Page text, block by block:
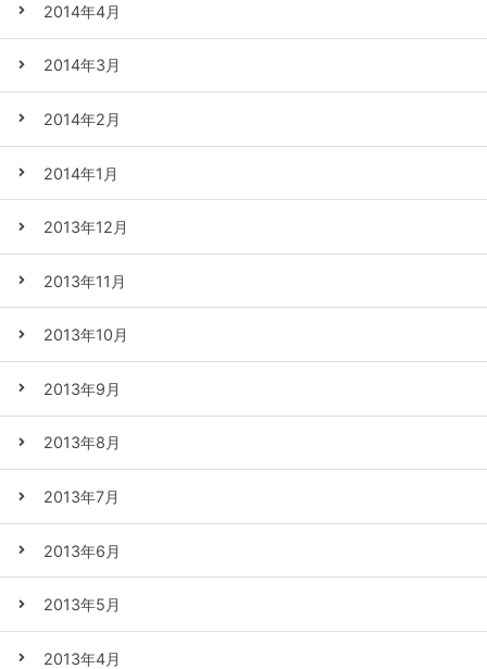
2014年4月
2014年3月
2014年2月
2014年1月
2013年12月
2013年11月
2013年10月
2013年9月
2013年8月
2013年7月
2013年6月
2013年5月
2013年4月